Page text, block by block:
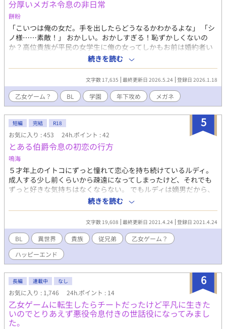
分厚いメガネ令息の非日常
餅粉
「こいつは俺の女だ。手を出したらどうなるかわかるよな」 「シ
ノ様……素敵！」 おかしい。おかしすぎる！恥ずかしくないの
か？高位貴族が平民の女学生に俺の女ってしかもお前は婚約者い
るだろうが！！ その女学生の周りにはお慕いしているであろう貴
族数名が立っていた。 「ジュリーが一番素敵だよ」 「そうだよ！
ジュリーが一番可愛いし美人だし素敵だよ！！」 「……うん。ジ
ュリーの方が…素敵」 ほんと何この状況、怖い！怖いすぎるぞ！
あと妙にキモい 「先輩、私もおかしいと思います」 「だよな！」
これは真面目に学生生活を送ろうとする俺の日常のお話 ※長くな
りそうでしたら長編へ変更します。 設定とかあんまり覚えていな
いので何か間違えていたりしていましたらご指摘していただくと
嬉しいです。
続きを読む
文字数 17,635 最終更新日 2026.5.24 登録日 2026.1.18
乙女ゲーム？ BL 学園 年下攻め メガネ
5
短編 完結 R18
お気に入り : 453 24h.ポイント : 42
とある伯爵令息の初恋の行方
鳴海
５才年上のイトコにずっと憧れて恋心を持ち続けているルディ。
成人する少し前くらいから疎遠になってしまったけど、それでも
ずっと好きな気持ちはなくならない。 でもルディは嫡男だから、
いつか結婚して子供を作って血を次代へ繋げるという義務があ
る。 だからイトコと結ばれることは絶対にない。 この恋は諦めな
きゃいけない、それが分かっているのに諦められないと苦悩する
日々。 そんな時、今年の新入生として学園に入学してきた男爵令
嬢が・・・。 エロ有の少女漫画っぽい感じを目指してみました。
（あくまでも目指しただけ）
続きを読む
文字数 19,608 最終更新日 2021.4.24 登録日 2021.4.24
BL 異世界 貴族 従兄弟
乙女ゲーム？
ハッピーエンド
6
長編 連載中 なし
お気に入り : 1,746 24h.ポイント : 14
乙女ゲームに転生したらチートだったけど平凡に生きた
いのでとりあえず悪役令息付きの世話役になってみまし
た。